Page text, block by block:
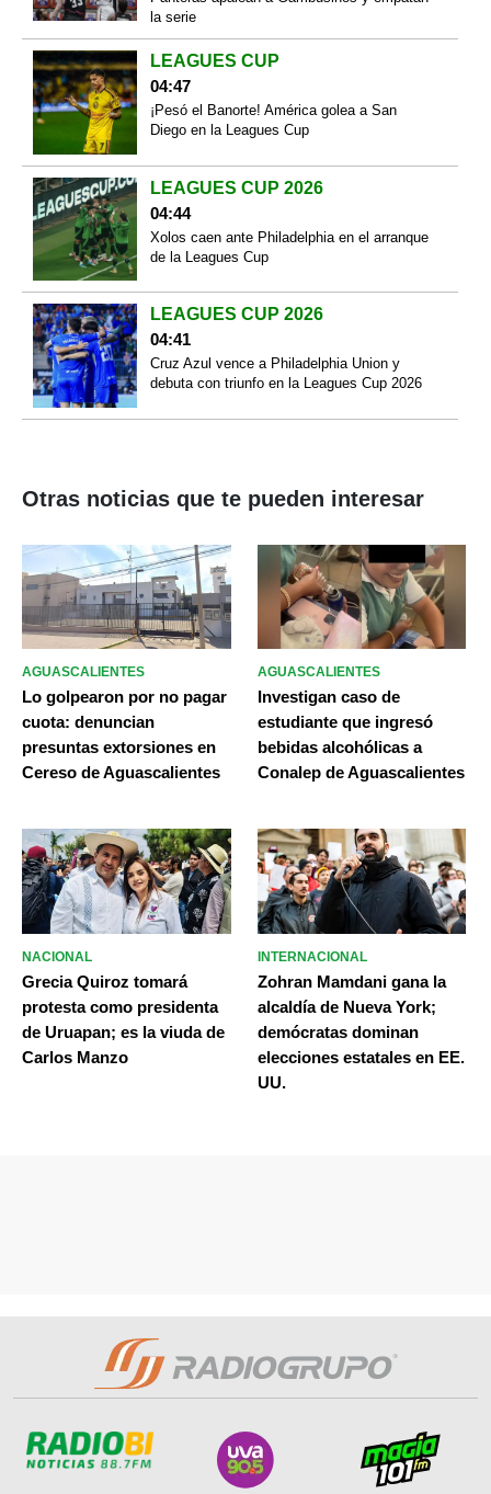
la serie
LEAGUES CUP
04:47
¡Pesó el Banorte! América golea a San
Diego en la Leagues Cup
LEAGUES CUP 2026
04:44
Xolos caen ante Philadelphia en el arranque
de la Leagues Cup
LEAGUES CUP 2026
04:41
Cruz Azul vence a Philadelphia Union y
debuta con triunfo en la Leagues Cup 2026
Otras noticias que te pueden interesar
AGUASCALIENTES
Lo golpearon por no pagar
cuota: denuncian
presuntas extorsiones en
Cereso de Aguascalientes
AGUASCALIENTES
Investigan caso de
estudiante que ingresó
bebidas alcohólicas a
Conalep de Aguascalientes
NACIONAL
Grecia Quiroz tomará
protesta como presidenta
de Uruapan; es la viuda de
Carlos Manzo
INTERNACIONAL
Zohran Mamdani gana la
alcaldía de Nueva York;
demócratas dominan
elecciones estatales en EE.
UU.